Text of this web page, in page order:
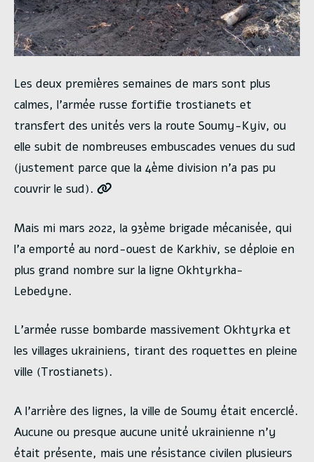
Les deux premières semaines de mars sont plus
calmes, l’armée russe fortifie trostianets et
transfert des unités vers la route Soumy-Kyiv, ou
elle subit de nombreuses embuscades venues du sud
(justement parce que la 4ème division n’a pas pu
couvrir le sud).
Mais mi mars 2022, la 93ème brigade mécanisée, qui
l’a emporté au nord-ouest de Karkhiv, se déploie en
plus grand nombre sur la ligne Okhtyrkha-
Lebedyne.
L’armée russe bombarde massivement Okhtyrka et
les villages ukrainiens, tirant des roquettes en pleine
ville (Trostianets).
A l’arrière des lignes, la ville de Soumy était encerclé.
Aucune ou presque aucune unité ukrainienne n’y
était présente, mais une résistance civilen plusieurs